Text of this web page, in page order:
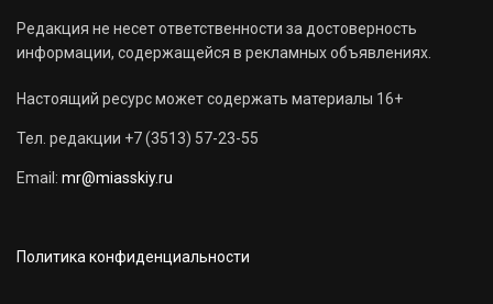
Редакция не несет ответственности за достоверность
информации, содержащейся в рекламных объявлениях.
Настоящий ресурс может содержать материалы 16+
Тел. редакции +7 (3513) 57-23-55
Email: mr@miasskiy.ru
Политика конфиденциальности